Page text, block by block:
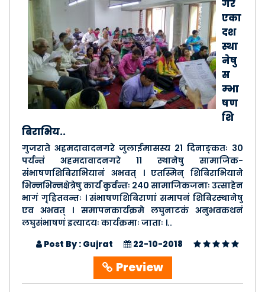
गरे
एका
दश
स्था
नेषु
स
म्भा
षण
शि
बिराभिय..
गुजराते अहमदावादनगरे जुलाईमासस्य 21 दिनाङ्कतः 30
पर्यन्तं अहमदावादनगरे 11 स्थानेषु सामाजिक-
संभाषणशिबिराभियानं अभवत् । एतस्मिन् शिबिराभियाने
भिन्नभिन्नक्षेत्रेषु कार्यं कुर्वन्तः 240 सामाजिकजनाः उत्साहेन
भागं गृहितवन्तः । संभाषणशिबिराणां समापनं शिबिरस्थानेषु
एव अभवत् । समापनकार्यक्रमे लघुनाटकं अनुभवकथनं
लघुसंभाषणं इत्यादयः कार्यक्रमाः जाताः ।..
Post By : Gujrat
22-10-2018
Preview